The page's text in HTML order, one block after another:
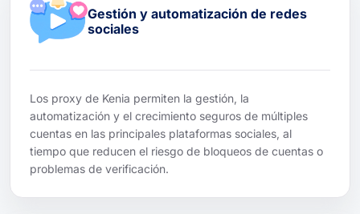
Gestión y automatización de redes
sociales
Los proxy de Kenia permiten la gestión, la
automatización y el crecimiento seguros de múltiples
cuentas en las principales plataformas sociales, al
tiempo que reducen el riesgo de bloqueos de cuentas o
problemas de verificación.